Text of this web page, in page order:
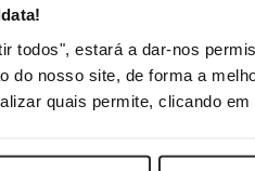
todos", estará a dar-nos
do nosso site, de forma a
quais permite, clicando em